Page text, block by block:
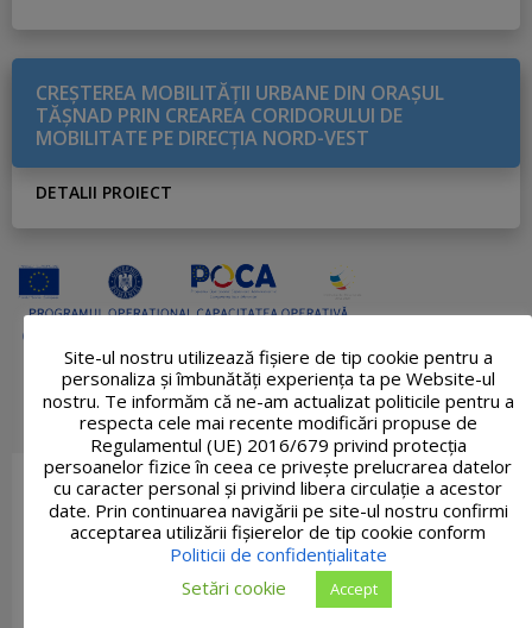
CREŞTEREA MOBILITĂŢII URBANE DIN ORAŞUL
TĂŞNAD PRIN CREAREA CORIDORULUI DE
MOBILITATE PE DIRECŢIA NORD-VEST
DETALII PROIECT
Site-ul nostru utilizează fişiere de tip cookie pentru a
personaliza și îmbunătăți experiența ta pe Website-ul
nostru. Te informăm că ne-am actualizat politicile pentru a
respecta cele mai recente modificări propuse de
Regulamentul (UE) 2016/679 privind protecția
persoanelor fizice în ceea ce privește prelucrarea datelor
cu caracter personal și privind libera circulație a acestor
date. Prin continuarea navigării pe site-ul nostru confirmi
acceptarea utilizării fişierelor de tip cookie conform
Politicii de confidențialitate
Setări cookie
Accept